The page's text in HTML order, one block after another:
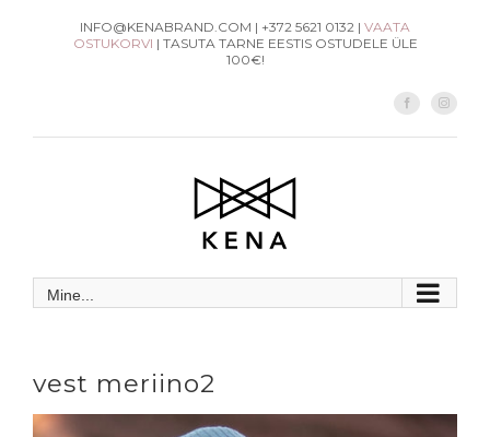
INFO@KENABRAND.COM | +372 5621 0132 | VAATA
OSTUKORVI | TASUTA TARNE EESTIS OSTUDELE ÜLE
100€!
Facebook
Mine...
vest meriino2